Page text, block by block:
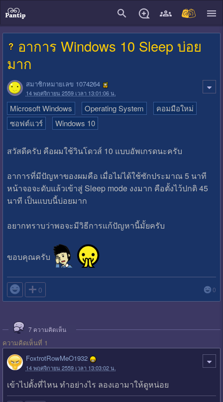
อาการ Windows 10 Sleep บ่อย
มาก
สมาชิกหมายเลข 1074264
14 พฤศจิกายน 2559 เวลา 13:01:06 น.
Microsoft Windows Operating System
คอมมือใหม่
ซอฟต์แวร์
Windows 10
สวัสดีครับ คือผมใช้วินโดวส์ 10 แบบอัพเกรดนะครับ
อาการที่มีปัญหาของผมคือ เมื่อไม่ได้ใช้ซักประมาณ 5 นาที
หน้าจอจะดับแล้วเข้าสู่ Sleep mode งงมาก คือตั้งไว้ปกติ 45
นาที เป็นแบบนี้บ่อยมาก
อยากทราบว่าพอจะมีวิธีการแก้ปัญหานี้มั้ยครับ
ขอบคุณครับ
 0 0
7 ความคิดเห็น
ความคิดเห็นที่ 1
FoxtrotRowMeO1932
14 พฤศจิกายน 2559 เวลา 13:03:02 น.
เข้าไปตั้งที่ไหน ทำอย่างไร ลองเอามาให้ดูหน่อย
close